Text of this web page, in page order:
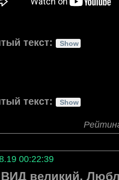
текст:
текст:
00:22:39
великий.